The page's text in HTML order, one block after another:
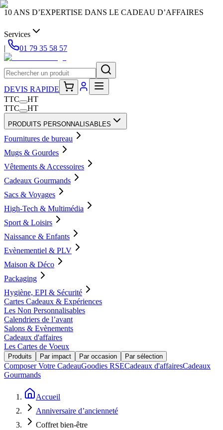
10 ANS D’EXPERTISE DANS LE CADEAU D’AFFAIRES
Services
|
01 79 35 58 57
DEVIS RAPIDE
TTC
HT
TTC
HT
PRODUITS PERSONNALISABLES
Fournitures de bureau
Mugs & Gourdes
Vêtements & Accessoires
Cadeaux Gourmands
Sacs & Voyages
High-Tech & Multimédia
Sport & Loisirs
Naissance & Enfants
Evènementiel & PLV
Maison & Déco
Packaging
Hygiène, EPI & Sécurité
Cartes Cadeaux & Expériences
Les Non Personnalisables
Calendriers de l’avant
Salons & Evènements
Cadeaux d'affaires
Les Cartes de Voeux
Produits Par impact Par occasion Par sélection
Composer Votre CadeauGoodies RSECadeaux d'affairesCadeaux
Gourmands
Accueil
Anniversaire d’ancienneté
Coffret bien-être